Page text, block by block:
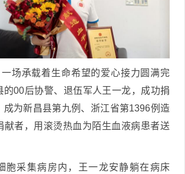
场承载着生命希望的爱心接力圆满完
的00后协警、退伍军人王一龙，成功捐
成为新昌县第九例、浙江省第1396例造
献者，用滚烫热血为陌生血液病患者送
胞采集病房内，王一龙安静躺在病床